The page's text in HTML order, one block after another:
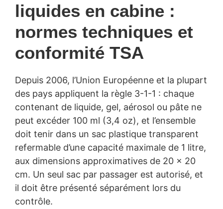
liquides en cabine :
normes techniques et
conformité TSA
Depuis 2006, l’Union Européenne et la plupart
des pays appliquent la règle 3-1-1 : chaque
contenant de liquide, gel, aérosol ou pâte ne
peut excéder 100 ml (3,4 oz), et l’ensemble
doit tenir dans un sac plastique transparent
refermable d’une capacité maximale de 1 litre,
aux dimensions approximatives de 20 x 20
cm. Un seul sac par passager est autorisé, et
il doit être présenté séparément lors du
contrôle.